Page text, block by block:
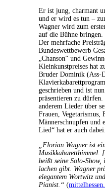
Er ist jung, charmant
und er wird es tun –
Wagner wird zum
auf die Bühne bringen.
Der mehrfache
Bundeswettbewerb
„Chanson“ und
Kleinkunstpreises hat
Bruder Dominik (Ass-
geschrieben und ist
präsentieren zu
anderem Lieder über
Frauen, Vegetarismus,
Männerschnupfen und
Lied“ hat er auch
„Florian Wagner ist
Musikkabaretthimmel.
heißt seine Solo-
lachen gibt. Wagner
elegantem Wortwitz
Pianist.“ (